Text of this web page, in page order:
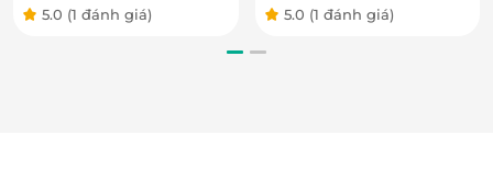
5.0 (1 đánh giá) 5.0 (1 đánh giá)